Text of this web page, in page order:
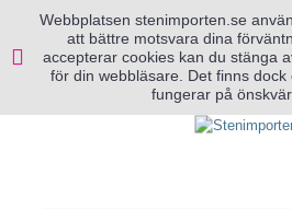
Webbplatsen stenimporten.se
att bättre motsvara dina
accepterar cookies kan du stänga
för din webbläsare. Det finns dock
fungerar på